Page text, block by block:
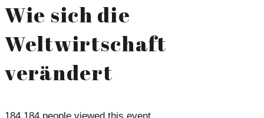
Wie sich die
Weltwirtschaft
verändert